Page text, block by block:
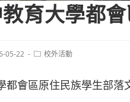
育大學都
05-22
Post校外活動
都會區原住民族學生部落